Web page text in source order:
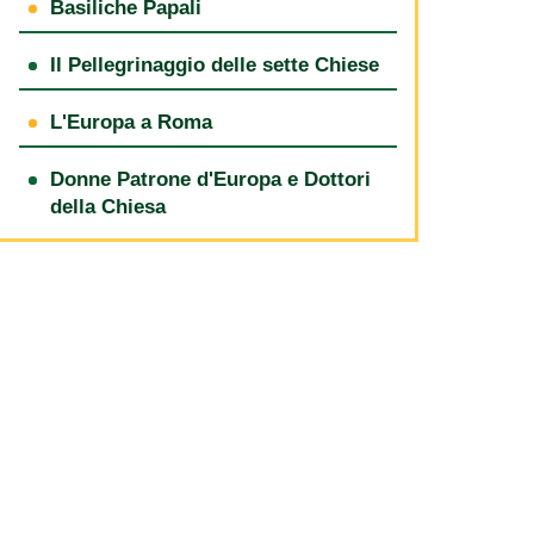
Basiliche Papali
Il Pellegrinaggio delle sette Chiese
L'Europa a Roma
Donne Patrone d'Europa e Dottori
della Chiesa